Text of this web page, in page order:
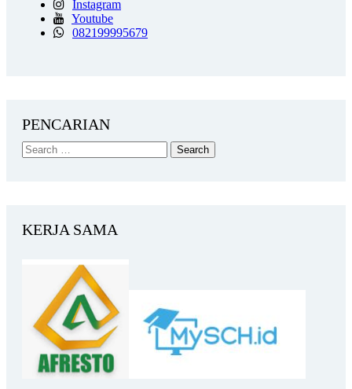
Instagram
Youtube
082199995679
PENCARIAN
KERJA SAMA